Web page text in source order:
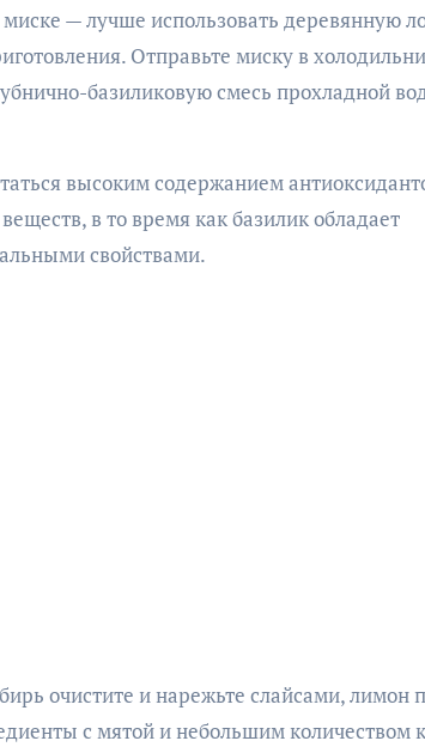
— лучше использовать деревянную
Отправьте миску в
базиликовую смесь прохладной
высоким содержанием
в то время как базилик обладает
свойствами.
очистите и нарежьте слайсами, лимон
с мятой и небольшим количеством